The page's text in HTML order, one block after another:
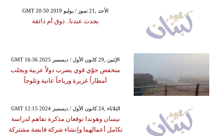
GMT 20:50 2019 الأحد ,21 تموز / يوليو
يحدث عندنا.. ذوق أم ذائقة
GMT 16:36 2025 الإثنين ,29 كانون الأول / ديسمبر
منخفض جوّي قوي يضرب دولاً عربية ويجلب
أمطاراً غزيرة ورياحاً عاتية وثلوجاً
GMT 12:15 2024 الثلاثاء ,24 كانون الأول / ديسمبر
نيسان وهوندا توقعان مذكرة تفاهم لدراسة
تكامل أعمالهما وإنشاء شركة قابضة مشتركة